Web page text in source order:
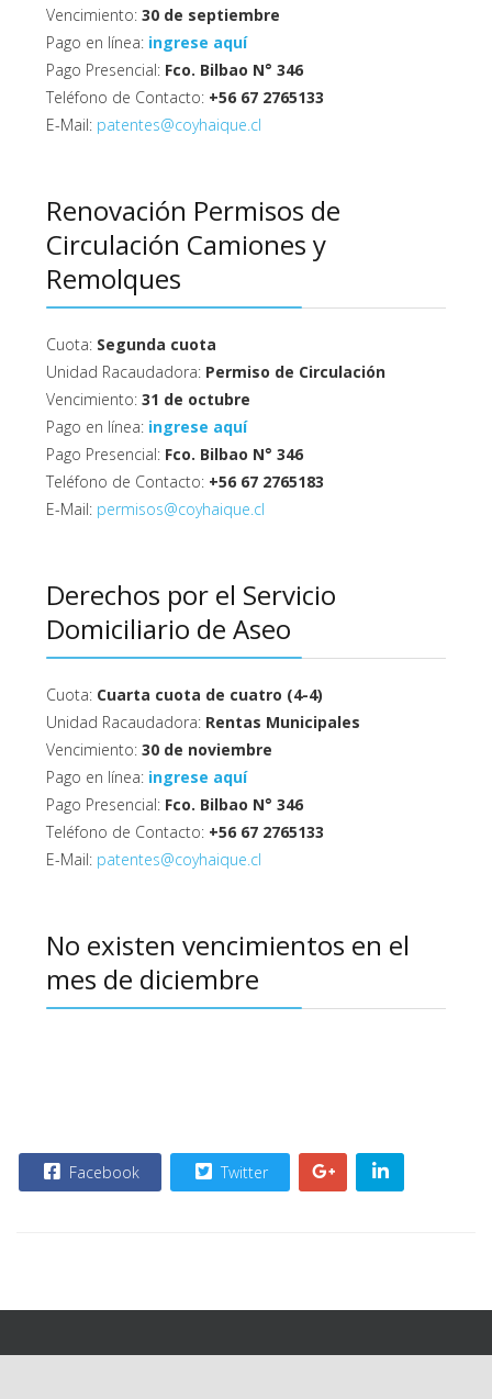
Vencimiento:30 de septiembre
Pago en línea: ingrese aquí
Pago Presencial:Fco. Bilbao N° 346
Teléfono de Contacto: +56 67 2765133
E-Mail: patentes@coyhaique.cl
Renovación Permisos de
Circulación Camiones y
Remolques
Cuota: Segunda cuota
Unidad Racaudadora: Permiso de Circulación
Vencimiento:31 de octubre
Pago en línea: ingrese aquí
Pago Presencial:Fco. Bilbao N° 346
Teléfono de Contacto: +56 67 2765183
E-Mail: permisos@coyhaique.cl
Derechos por el Servicio
Domiciliario de Aseo
Cuota: Cuarta cuota de cuatro (4-4)
Unidad Racaudadora: Rentas Municipales
Vencimiento:30 de noviembre
Pago en línea: ingrese aquí
Pago Presencial:Fco. Bilbao N° 346
Teléfono de Contacto: +56 67 2765133
E-Mail: patentes@coyhaique.cl
No existen vencimientos en el
mes de diciembre
Facebook Twitter